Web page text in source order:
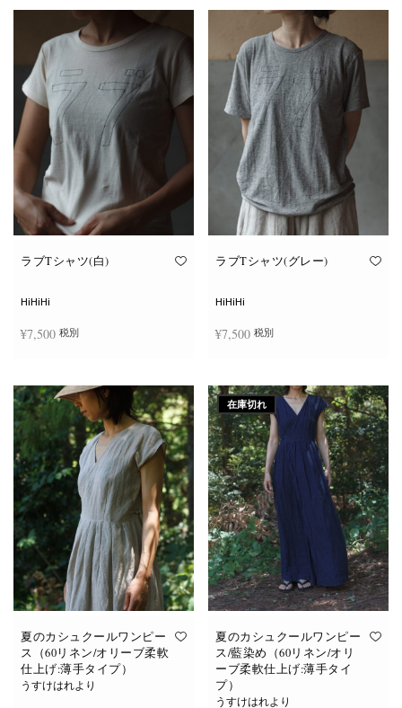
ジ
ら
選
き
ま
す
ジ
ら
選
択
で
き
ま
す
の
品
に
数
の
バ
リ
エ
ー
シ
ョ
ン
が
あ
り
ま
オ
ジ
か
ら
選
択
で
き
ま
す
の
商
品
に
は
複
数
の
バ
リ
エ
ー
シ
ョ
ン
が
あ
り
ま
オ
ジ
か
ら
選
択
で
き
ま
す
ラブTシャツ(白)
HiHiHi
¥7,500 税別
の
商
品
に
は
複
数
の
バ
リ
エ
ー
シ
ョ
ン
が
あ
り
ま
オ
プ
シ
ョ
ラブTシャツ(グレー)
HiHiHi
¥7,500 税別
の
商
品
に
複
数
の
ョ
ン
が
あ
り
ま
オ
プ
シ
ョ
夏のカシュクールワンピー
ス（60リネン/オリーブ柔軟
仕上げ:薄手タイプ）
うすけはれより
在庫切れ
夏のカシュクールワンピー
ス/藍染め（60リネン/オリ
ーブ柔軟仕上げ:薄手タイ
プ）
うすけはれより